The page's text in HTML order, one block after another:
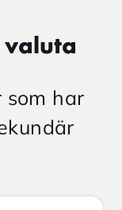
valuta
som har